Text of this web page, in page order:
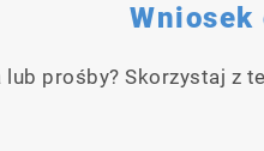
lub prośby? Skorzystaj z